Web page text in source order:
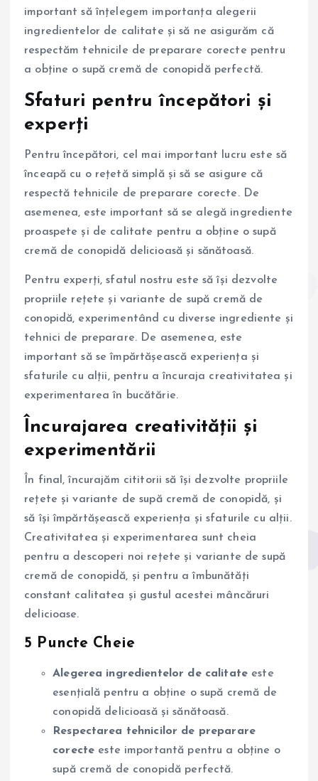
important să înțelegem importanța alegerii
ingredientelor de calitate și să ne asigurăm că
respectăm tehnicile de preparare corecte pentru
a obține o supă cremă de conopidă perfectă.
Sfaturi pentru începători și
experți
Pentru începători, cel mai important lucru este să
înceapă cu o rețetă simplă și să se asigure că
respectă tehnicile de preparare corecte. De
asemenea, este important să se alegă ingrediente
proaspete și de calitate pentru a obține o supă
cremă de conopidă delicioasă și sănătoasă.
Pentru experți, sfatul nostru este să își dezvolte
propriile rețete și variante de supă cremă de
conopidă, experimentând cu diverse ingrediente și
tehnici de preparare. De asemenea, este
important să se împărtășească experiența și
sfaturile cu alții, pentru a încuraja creativitatea și
experimentarea în bucătărie.
Încurajarea creativității și
experimentării
În final, încurajăm cititorii să își dezvolte propriile
rețete și variante de supă cremă de conopidă, și
să își împărtășească experiența și sfaturile cu alții.
Creativitatea și experimentarea sunt cheia
pentru a descoperi noi rețete și variante de supă
cremă de conopidă, și pentru a îmbunătăți
constant calitatea și gustul acestei mâncăruri
delicioase.
5 Puncte Cheie
Alegerea ingredientelor de calitate este
esențială pentru a obține o supă cremă de
conopidă delicioasă și sănătoasă.
Respectarea tehnicilor de preparare
corecte este importantă pentru a obține o
supă cremă de conopidă perfectă.